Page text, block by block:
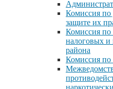
Комиссия по
защите их
Комиссия
налоговых и
района
Комиссия по